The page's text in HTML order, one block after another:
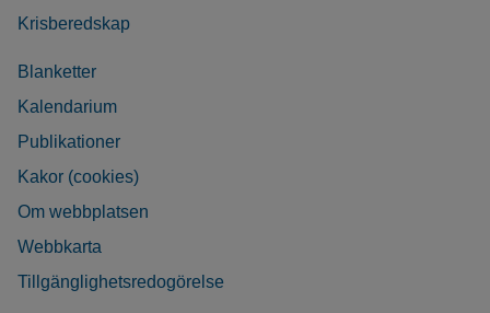
Krisberedskap
Blanketter
Kalendarium
Publikationer
Kakor (cookies)
Om webbplatsen
Webbkarta
Tillgänglighetsredogörelse